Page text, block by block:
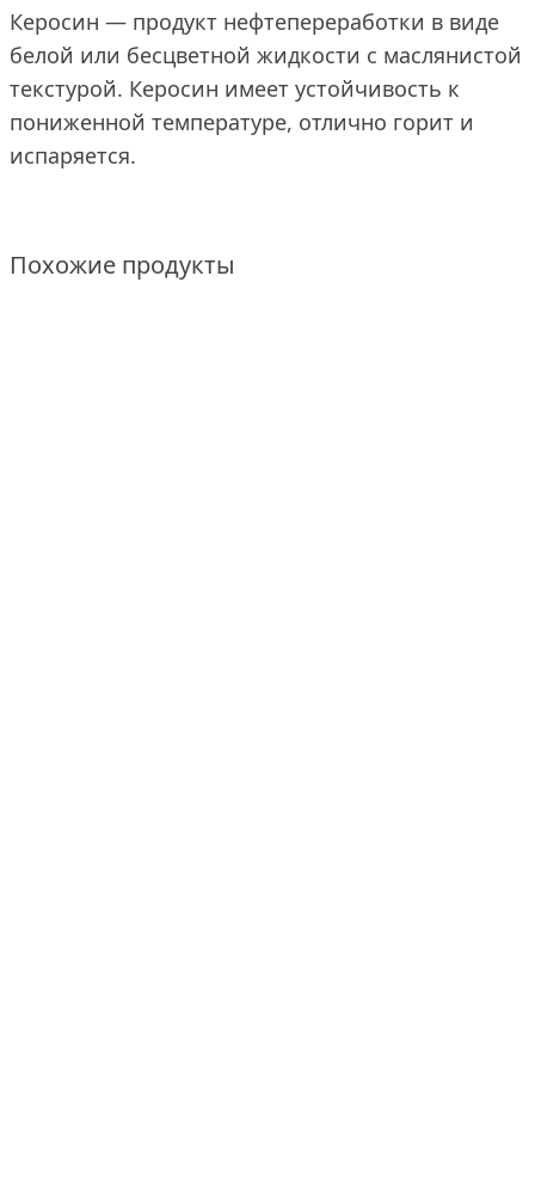
Керосин — продукт нефтепереработки в виде
белой или бесцветной жидкости с маслянистой
текстурой. Керосин имеет устойчивость к
пониженной температуре, отлично горит и
испаряется.
Похожие продукты